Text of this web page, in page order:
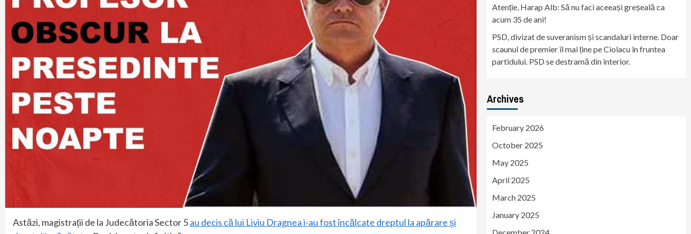
Astăzi, magistrații de la Judecătoria Sector 5au decis că lui Liviu Dragnea i-au fost încălcate dreptul la apărare și
Atenție, Harap Alb: Să nu faci aceeași greșeală ca
acum 35 de ani!
PSD, divizat de suveranism și scandaluri interne. Doar
scaunul de premier îl mai ține pe Ciolacu în fruntea
partidului. PSD se destramă din interior.
Archives
February 2026
October 2025
May 2025
April 2025
March 2025
January 2025